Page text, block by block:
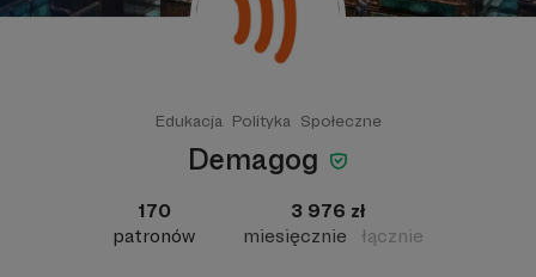
Edukacja Polityka Społeczne
Demagog
170
patronów
3 976 zł
miesięcznie
łącznie